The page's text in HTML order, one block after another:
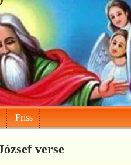
Friss
verse